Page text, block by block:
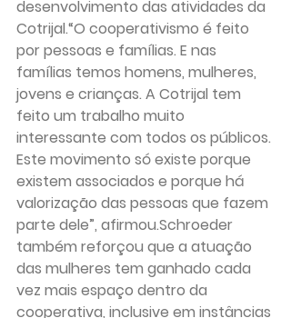
desenvolvimento das atividades da
Cotrijal.“O cooperativismo é feito
por pessoas e famílias. E nas
famílias temos homens, mulheres,
jovens e crianças. A Cotrijal tem
feito um trabalho muito
interessante com todos os públicos.
Este movimento só existe porque
existem associados e porque há
valorização das pessoas que fazem
parte dele”, afirmou.Schroeder
também reforçou que a atuação
das mulheres tem ganhado cada
vez mais espaço dentro da
cooperativa, inclusive em instâncias